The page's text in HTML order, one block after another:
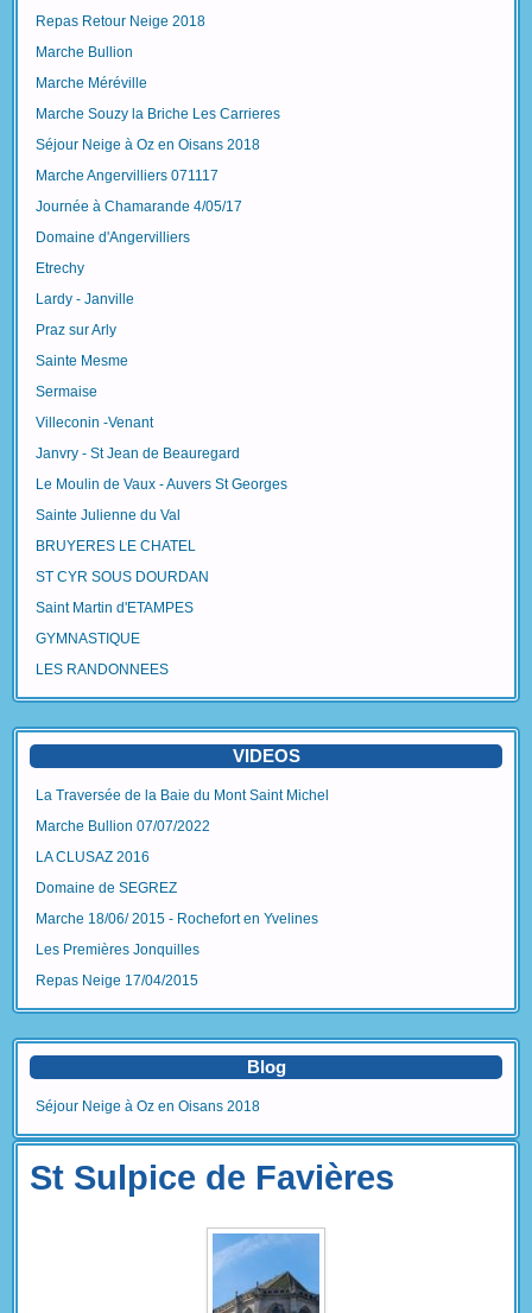
Repas Retour Neige 2018
Marche Bullion
Marche Méréville
Marche Souzy la Briche Les Carrieres
Séjour Neige à Oz en Oisans 2018
Marche Angervilliers 071117
Journée à Chamarande 4/05/17
Domaine d'Angervilliers
Etrechy
Lardy - Janville
Praz sur Arly
Sainte Mesme
Sermaise
Villeconin -Venant
Janvry - St Jean de Beauregard
Le Moulin de Vaux - Auvers St Georges
Sainte Julienne du Val
BRUYERES LE CHATEL
ST CYR SOUS DOURDAN
Saint Martin d'ETAMPES
GYMNASTIQUE
LES RANDONNEES
VIDEOS
La Traversée de la Baie du Mont Saint Michel
Marche Bullion 07/07/2022
LA CLUSAZ 2016
Domaine de SEGREZ
Marche 18/06/ 2015 - Rochefort en Yvelines
Les Premières Jonquilles
Repas Neige 17/04/2015
Blog
Séjour Neige à Oz en Oisans 2018
St Sulpice de Favières